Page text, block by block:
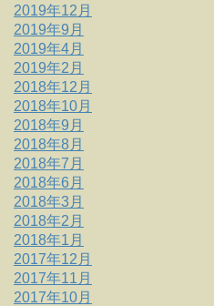
2019年12月
2019年9月
2019年4月
2019年2月
2018年12月
2018年10月
2018年9月
2018年8月
2018年7月
2018年6月
2018年3月
2018年2月
2018年1月
2017年12月
2017年11月
2017年10月